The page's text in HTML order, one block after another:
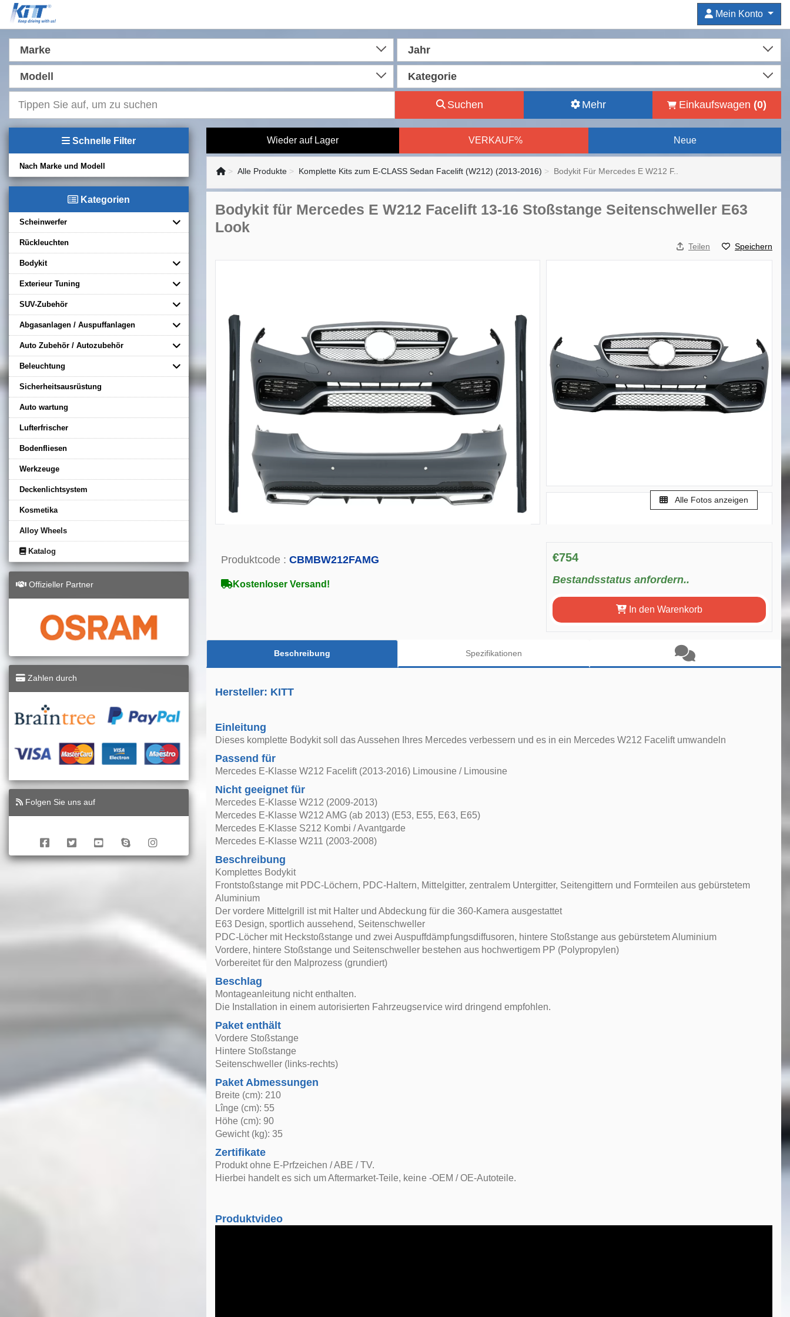
Mein Konto
Marke Jahr
Modell Kategorie
Suchen Mehr Einkaufswagen (0)
Schnelle Filter
Nach Marke und Modell
Kategorien
Scheinwerfer
Rückleuchten
Bodykit
Exterieur Tuning
SUV-Zubehör
Abgasanlagen / Auspuffanlagen
Auto Zubehör / Autozubehör
Beleuchtung
Sicherheitsausrüstung
Auto wartung
Lufterfrischer
Bodenfliesen
Werkzeuge
Deckenlichtsystem
Kosmetika
Alloy Wheels
Katalog
Offizieller Partner
Zahlen durch
Folgen Sie uns auf
Wieder auf Lager VERKAUF% Neue
Alle Produkte Komplette Kits zum E-CLASS Sedan Facelift (W212) (2013-2016) Bodykit Für Mercedes E W212 F..
Bodykit für Mercedes E W212 Facelift 13-16 Stoßstange Seitenschweller E63
Look
Teilen Speichern
Alle Fotos anzeigen
Produktcode : CBMBW212FAMG
Kostenloser Versand!
€754
Bestandsstatus anfordern..
In den Warenkorb
Beschreibung Spezifikationen
Hersteller: KITT
Einleitung
Dieses komplette Bodykit soll das Aussehen Ihres Mercedes verbessern und es in ein Mercedes W212 Facelift umwandeln
Passend für
Mercedes E-Klasse W212 Facelift (2013-2016) Limousine / Limousine
Nicht geeignet für
Mercedes E-Klasse W212 (2009-2013)
Mercedes E-Klasse W212 AMG (ab 2013) (E53, E55, E63, E65)
Mercedes E-Klasse S212 Kombi / Avantgarde
Mercedes E-Klasse W211 (2003-2008)
Beschreibung
Komplettes Bodykit
Frontstoßstange mit PDC-Löchern, PDC-Haltern, Mittelgitter, zentralem Untergitter, Seitengittern und Formteilen aus gebürstetem
Aluminium
Der vordere Mittelgrill ist mit Halter und Abdeckung für die 360-Kamera ausgestattet
E63 Design, sportlich aussehend, Seitenschweller
PDC-Löcher mit Heckstoßstange und zwei Auspuffdämpfungsdiffusoren, hintere Stoßstange aus gebürstetem Aluminium
Vordere, hintere Stoßstange und Seitenschweller bestehen aus hochwertigem PP (Polypropylen)
Vorbereitet für den Malprozess (grundiert)
Beschlag
Montageanleitung nicht enthalten.
Die Installation in einem autorisierten Fahrzeugservice wird dringend empfohlen.
Paket enthält
Vordere Stoßstange
Hintere Stoßstange
Seitenschweller (links-rechts)
Paket Abmessungen
Breite (cm): 210
Lînge (cm): 55
Höhe (cm): 90
Gewicht (kg): 35
Zertifikate
Produkt ohne E-Prfzeichen / ABE / TV.
Hierbei handelt es sich um Aftermarket-Teile, keine -OEM / OE-Autoteile.
Produktvideo